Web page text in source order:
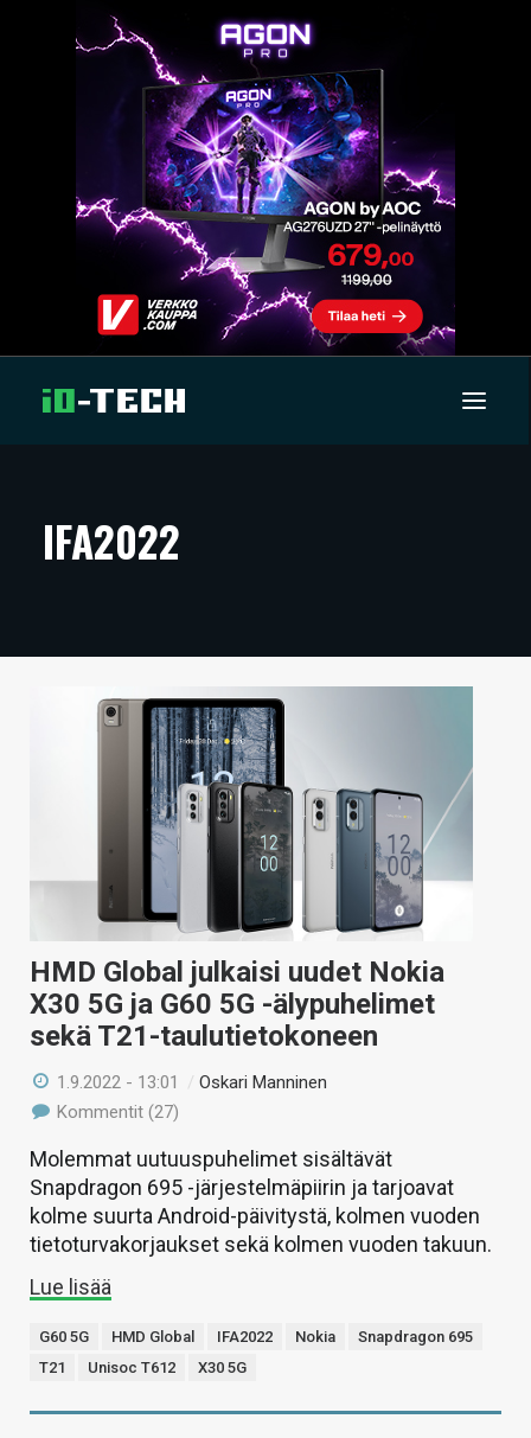
ARTIKKELIT
TECHBBS
VAIHDA TEEMA
HAKU
IFA2022
HMD Global julkaisi uudet Nokia
X30 5G ja G60 5G -älypuhelimet
sekä T21-taulutietokoneen
1.9.2022 - 13:01 /Oskari Manninen
Kommentit (27)
Molemmat uutuuspuhelimet sisältävät
Snapdragon 695 -järjestelmäpiirin ja tarjoavat
kolme suurta Android-päivitystä, kolmen vuoden
tietoturvakorjaukset sekä kolmen vuoden takuun.
Lue lisää
G60 5G HMD Global IFA2022 Nokia
Snapdragon 695
T21
Unisoc T612 X30 5G